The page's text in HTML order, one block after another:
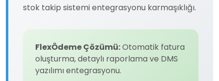
stok takip sistemi entegrasyonu karmaşıklığı.
FlexÖdeme Çözümü:Otomatik fatura
oluşturma, detaylı raporlama ve DMS
yazılımı entegrasyonu.